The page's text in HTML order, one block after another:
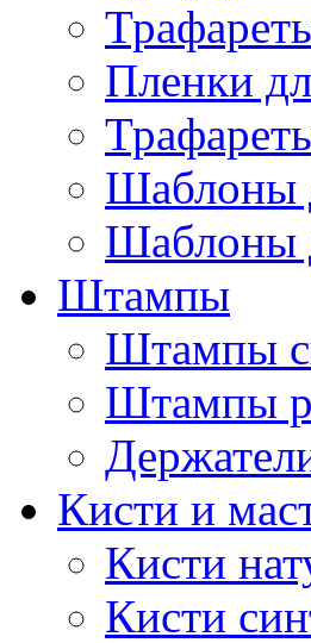
Пленки
Шаблоны
Шаблоны
Штампы
Штампы
Штампы
Кисти и
Кисти
Кисти